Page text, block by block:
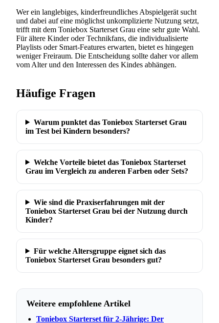
Wer ein langlebiges, kinderfreundliches Abspielgerät sucht
und dabei auf eine möglichst unkomplizierte Nutzung setzt,
trifft mit dem Toniebox Starterset Grau eine sehr gute Wahl.
Für ältere Kinder oder Technikfans, die individualisierte
Playlists oder Smart-Features erwarten, bietet es hingegen
weniger Freiraum. Die Entscheidung sollte daher vor allem
vom Alter und den Interessen des Kindes abhängen.
Häufige Fragen
Warum punktet das Toniebox Starterset Grau
im Test bei Kindern besonders?
Welche Vorteile bietet das Toniebox Starterset
Grau im Vergleich zu anderen Farben oder Sets?
Wie sind die Praxiserfahrungen mit der
Toniebox Starterset Grau bei der Nutzung durch
Kinder?
Für welche Altersgruppe eignet sich das
Toniebox Starterset Grau besonders gut?
Weitere empfohlene Artikel
Toniebox Starterset für 2-Jährige: Der